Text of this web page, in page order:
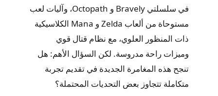
في سلسلتي Bravely و Octopath، وآليات لعب
مستوحاة من ألعاب Zelda و Mana الكلاسيكية
ذات المنظور العلوي، مع نظام قتال قوي
وميزات راحة مدروسة. لكن السؤال الأهم: هل
تنجح هذه المغامرة الجديدة في تقديم تجربة
متكاملة تتجاوز بعض التحديات المحتملة؟